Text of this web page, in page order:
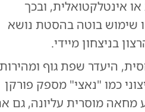
או אינטלקטואלית, ובכך
שימוש בוטה בהסטת נושא
היעדר שפת גוף ומהירות
כמו "נאצי" מספק פורקן
מחאה מוסרית עליונה, גם